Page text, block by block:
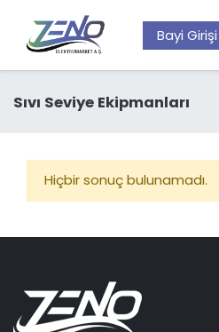
Bayi Girişi
Sıvı Seviye Ekipmanları
Hiçbir sonuç bulunamadı.